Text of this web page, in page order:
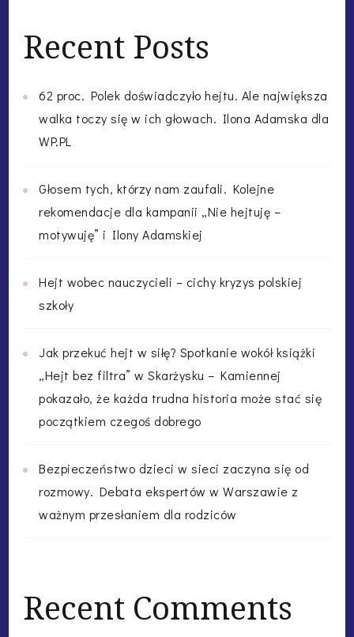
Recent Posts
62 proc. Polek doświadczyło hejtu. Ale największa
walka toczy się w ich głowach. Ilona Adamska dla
WP.PL
Głosem tych, którzy nam zaufali. Kolejne
rekomendacje dla kampanii „Nie hejtuję –
motywuję” i Ilony Adamskiej
Hejt wobec nauczycieli – cichy kryzys polskiej
szkoły
Jak przekuć hejt w siłę? Spotkanie wokół książki
„Hejt bez filtra” w Skarżysku – Kamiennej
pokazało, że każda trudna historia może stać się
początkiem czegoś dobrego
Bezpieczeństwo dzieci w sieci zaczyna się od
rozmowy. Debata ekspertów w Warszawie z
ważnym przesłaniem dla rodziców
Recent Comments